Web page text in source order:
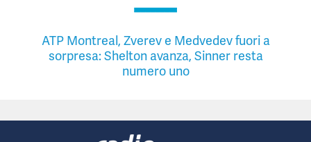
ATP Montreal, Zverev e Medvedev fuori a
sorpresa: Shelton avanza, Sinner resta
numero uno